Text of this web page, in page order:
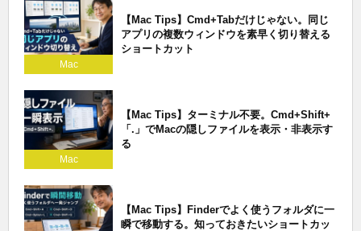
Mac
【Mac Tips】Cmd+Tabだけじゃない。同じ
アプリの複数ウィンドウを素早く切り替える
ショートカット
Mac
【Mac Tips】ターミナル不要。Cmd+Shift+
「.」でMacの隠しファイルを表示・非表示す
る
【Mac Tips】Finderでよく使うフォルダに一
瞬で移動する。知っておきたいショートカッ